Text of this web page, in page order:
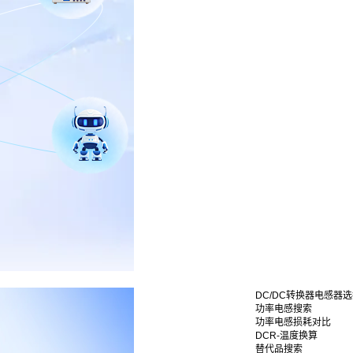
DC/DC转换器电感器
功率电感搜索
功率电感损耗对比
DCR-温度换算
替代品搜索